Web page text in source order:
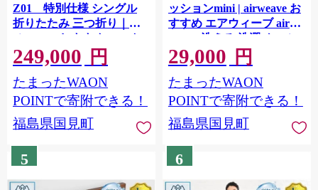
Z01 特別仕様 シングル
折りたたみ 三つ折り｜
airweave おすすめ マット
レス ベッドマットレス 洗
える 洗濯 ふとん 寝具 睡眠
快眠 収納便利 エアウィー
ブ air weave★
249,000 円
たまったWAON
POINTで寄附できる！
福島県国見町
ッションmini | airweave お
すすめ エアウィーブ air
weave 洗える 洗濯 クッシ
ョン 座布団 椅子 持ち運び
ベルト付き★
29,000 円
たまったWAON
POINTで寄附できる！
福島県国見町
5 6